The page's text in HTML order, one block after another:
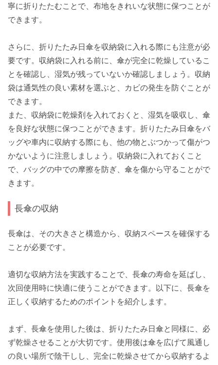
寧に折りたたむことで、布地をきれいな状態に保つことが
できます。
さらに、折りたたみ日傘を収納袋に入れる際にも注意が必
要です。収納袋に入れる前に、傘が完全に乾燥しているこ
とを確認し、湿気が残っていないか確認しましょう。収納
袋は通気性の良い素材を選ぶと、カビの発生を防ぐことが
できます。
また、収納袋に乾燥剤を入れておくと、湿気を吸収し、傘
を良好な状態に保つことができます。折りたたみ日傘をバ
ッグや車内に収納する際にも、他の物とぶつかって傷がつ
かないように注意しましょう。収納袋に入れておくこと
で、バッグの中での摩擦を防ぎ、傘を傷から守ることがで
きます。
長傘の収納
長傘は、その大きさと構造から、収納スペースを確保する
ことが必要です。
適切な収納方法を実践することで、長傘の寿命を延ばし、
次回使用時に快適に使うことができます。以下に、長傘を
正しく収納するためのポイントを紹介します。
まず、長傘を使用した後は、折りたたみ日傘と同様に、必
ず乾燥させることが大切です。使用後は傘を広げて風通し
の良い場所で陰干しし、完全に乾燥させてから収納するよ